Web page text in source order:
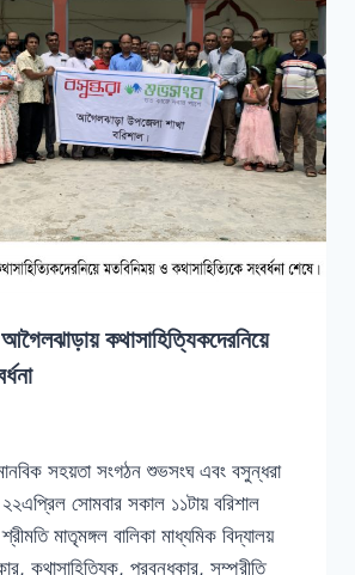
কথাসাহিত্যিকদেরনিয়ে
সহয়তা সংগঠন শুভসংঘ এবং বসুন্ধরা
সোমবার সকাল ১১টায় বরিশাল
মাতৃমঙ্গল বালিকা মাধ্যমিক বিদ্যালয়
কথাসাহিত্যিক, প্রবন্ধকার, সম্প্রীতি